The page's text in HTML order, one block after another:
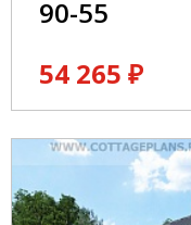
90-55
54 265 ₽